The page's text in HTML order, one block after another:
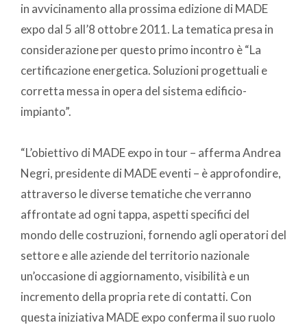
in avvicinamento alla prossima edizione di MADE
expo dal 5 all’8 ottobre 2011. La tematica presa in
considerazione per questo primo incontro è “La
certificazione energetica. Soluzioni progettuali e
corretta messa in opera del sistema edificio-
impianto”.
“L’obiettivo di MADE expo in tour – afferma Andrea
Negri, presidente di MADE eventi – è approfondire,
attraverso le diverse tematiche che verranno
affrontate ad ogni tappa, aspetti specifici del
mondo delle costruzioni, fornendo agli operatori del
settore e alle aziende del territorio nazionale
un’occasione di aggiornamento, visibilità e un
incremento della propria rete di contatti. Con
questa iniziativa MADE expo conferma il suo ruolo